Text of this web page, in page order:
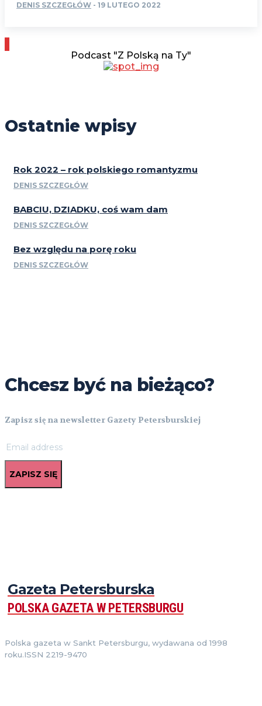
DENIS SZCZEGŁÓW - 19 LUTEGO 2022
Podcast "Z Polską na Ty"
Ostatnie wpisy
Rok 2022 – rok polskiego romantyzmu
DENIS SZCZEGŁÓW
BABCIU, DZIADKU, coś wam dam
DENIS SZCZEGŁÓW
Bez względu na porę roku
DENIS SZCZEGŁÓW
Chcesz być na bieżąco?
Zapisz się na newsletter Gazety Petersburskiej
ZAPISZ SIĘ
Gazeta Petersburska
POLSKA GAZETA W PETERSBURGU
Polska gazeta w Sankt Petersburgu, wydawana od 1998
roku.ISSN 2219-9470